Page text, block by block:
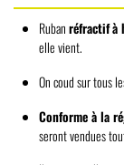
Rubanréfractifà
elle vient.
On coud sur tous
Conforme à la
seront vendues